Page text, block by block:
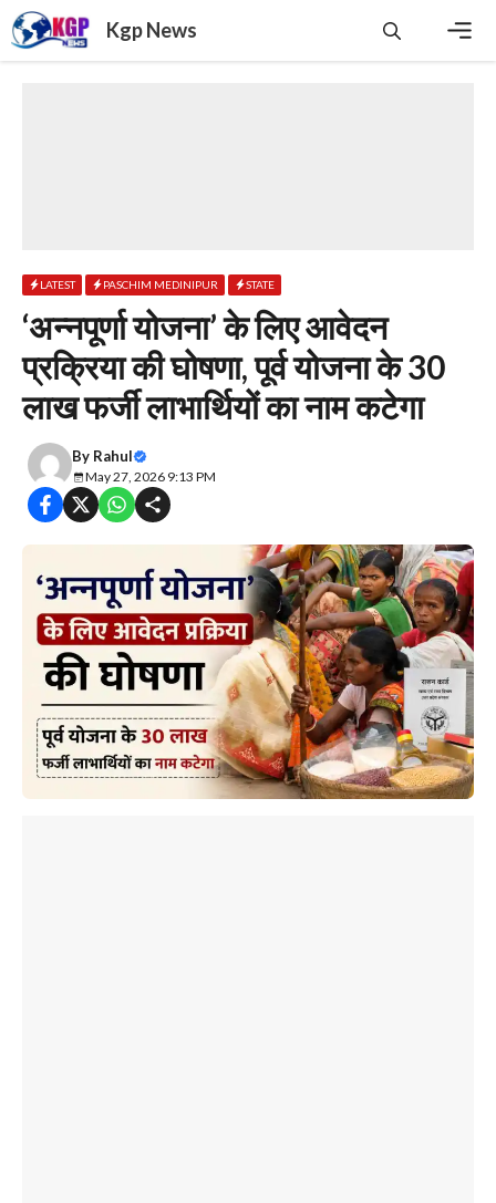
Skip
to
content
Kgp News
LATEST PASCHIM MEDINIPUR STATE
‘अन्नपूर्णा योजना’ के लिए आवेदन
प्रक्रिया की घोषणा, पूर्व योजना के 30
लाख फर्जी लाभार्थियों का नाम कटेगा
By Rahul
May 27, 2026 9:13 PM